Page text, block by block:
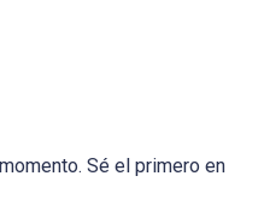
Sé el primero en